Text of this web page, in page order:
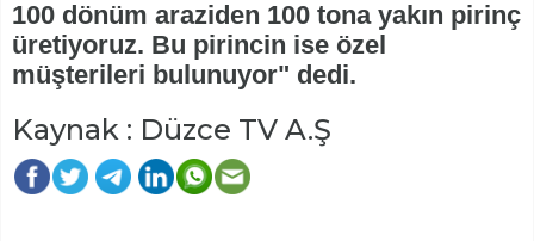
100 dönüm araziden 100 tona yakın pirinç
üretiyoruz. Bu pirincin ise özel
müşterileri bulunuyor" dedi.
Kaynak : Düzce TV A.Ş